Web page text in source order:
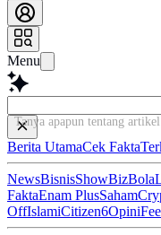
Menu
Tanya apapun tentang artikel
Berita UtamaCek Fakta
NewsBisnisShowBizBola
FaktaEnam PlusSaham
OffIslamiCitizen6Opini